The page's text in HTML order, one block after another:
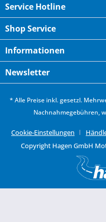
Service Hotline
Shop Service
Informationen
Newsletter
* Alle Preise inkl. gesetzl.
Nachnahmegebühren,
Cookie-Einstellungen
Copyright Hagen GmbH